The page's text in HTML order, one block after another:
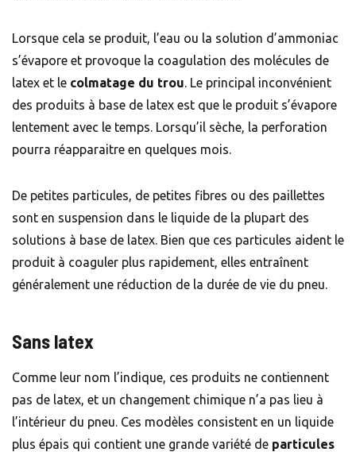
Lorsque cela se produit, l’eau ou la solution d’ammoniac
s’évapore et provoque la coagulation des molécules de
latex et le colmatage du trou. Le principal inconvénient
des produits à base de latex est que le produit s’évapore
lentement avec le temps. Lorsqu’il sèche, la perforation
pourra réapparaitre en quelques mois.
De petites particules, de petites fibres ou des paillettes
sont en suspension dans le liquide de la plupart des
solutions à base de latex. Bien que ces particules aident le
produit à coaguler plus rapidement, elles entraînent
généralement une réduction de la durée de vie du pneu.
Sans latex
Comme leur nom l’indique, ces produits ne contiennent
pas de latex, et un changement chimique n’a pas lieu à
l’intérieur du pneu. Ces modèles consistent en un liquide
plus épais qui contient une grande variété de particules